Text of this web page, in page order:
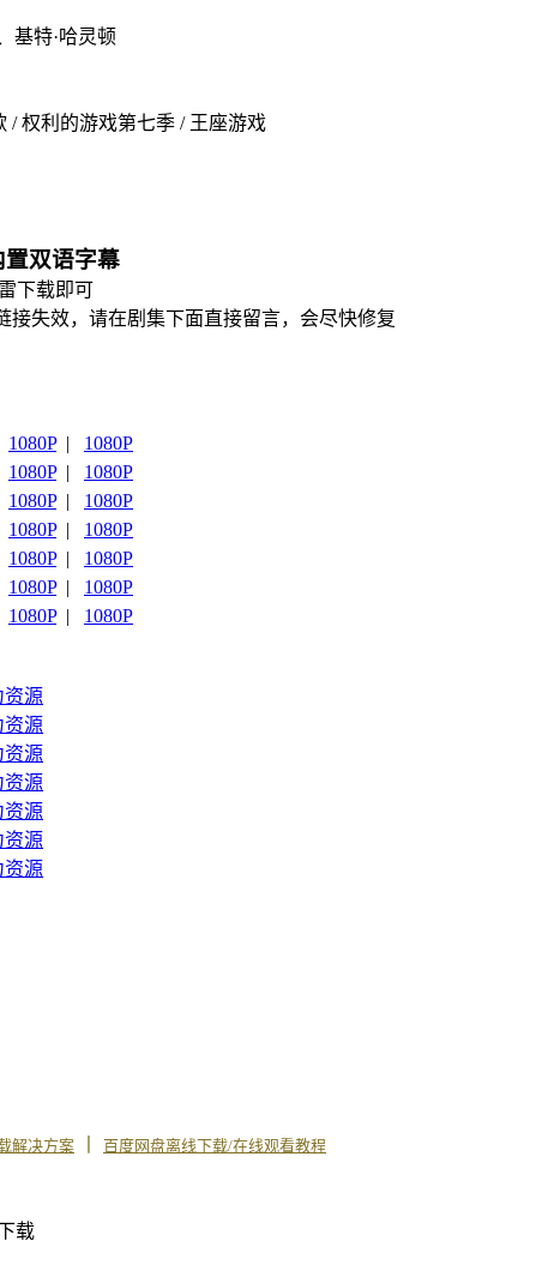
基特·哈灵顿
/ 权利的游戏第七季 / 王座游戏
置双语字幕
下载即可
接失效，请在剧集下面直接留言，会尽快修复
1080P| 1080P
1080P| 1080P
1080P| 1080P
1080P| 1080P
1080P| 1080P
1080P| 1080P
1080P| 1080P
资源
资源
资源
资源
资源
资源
资源
解决方案 百度网盘离线下载/在线观看教程